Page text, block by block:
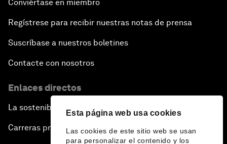
Esta página web usa cookies
Las cookies de este sitio web se usan
para personalizar el contenido y los
Conviértase en miembro
Regístrese para recibir nuestras notas de prensa
Suscríbase a nuestros boletines
Contacte con nosotros
Enlaces directos
La sostenibilidad en el Foro
Carreras profesionales